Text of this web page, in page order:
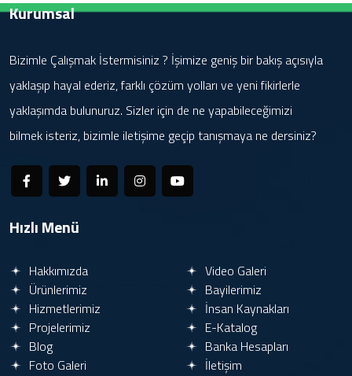
Kurumsal
Bizimle Çalışmak İstermisiniz ? İşimize geniş bir bakış açısıyla
yaklaşıp hayal ederiz, farklı çözüm yolları ve yeni fikirlerle
yaklaşımda bulunuruz. Sizler için de ne yapabileceğimizi
bilmek isteriz, bizimle iletişime geçip tanışmaya ne dersiniz?
Hızlı Menü
Hakkımızda
Ürünlerimiz
Hizmetlerimiz
Projelerimiz
Blog
Foto Galeri
Video Galeri
Bayilerimiz
İnsan Kaynakları
E-Katalog
Banka Hesapları
İletişim